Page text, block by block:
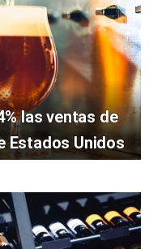
las ventas de
Estados Unidos